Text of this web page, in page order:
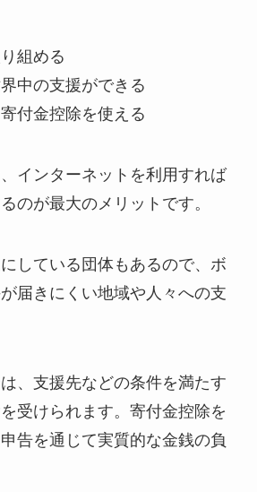
組める
中の支援ができる
付金控除を使える
インターネットを利用すれば
のが最大のメリットです。
している団体もあるので、ボ
届きにくい地域や人々への支
、支援先などの条件を満たす
受けられます。寄付金控除を
告を通じて実質的な金銭の負